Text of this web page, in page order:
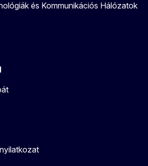
és Kommunikációs Hálózatok